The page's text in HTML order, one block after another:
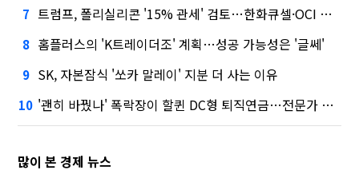
7 트럼프, 폴리실리콘 '15% 관세' 검토…한화큐셀·OCI 영향은?
8 홈플러스의 'K트레이더조' 계획…성공 가능성은 '글쎄'
9 SK, 자본잠식 '쏘카 말레이' 지분 더 사는 이유
10 '괜히 바꿨나' 폭락장이 할퀸 DC형 퇴직연금…전문가 조언은
많이 본 경제 뉴스